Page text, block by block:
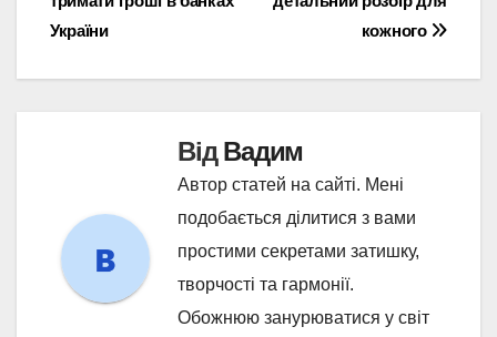
кожного
України
ВідВадим
Автор статей на сайті. Мені
подобається ділитися з вами
простими секретами затишку,
творчості та гармонії.
Обожнюю занурюватися у світ